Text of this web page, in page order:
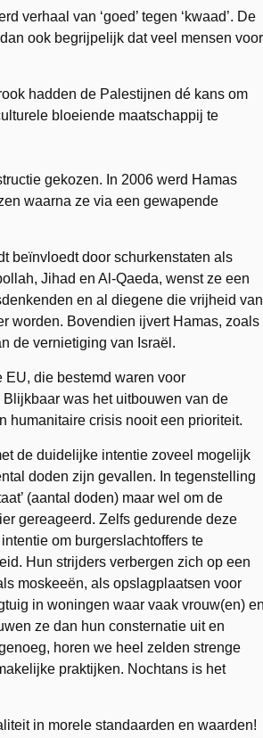
verhaal van ‘goed’ tegen ‘kwaad’. De
ook begrijpelijk dat veel mensen voor
hadden de Palestijnen dé kans om
bloeiende maatschappij te
gekozen. In 2006 werd Hamas
waarna ze via een gewapende
beïnvloedt door schurkenstaten als
Jihad en Al-Qaeda, wenst ze een
en al diegene die vrijheid van
worden. Bovendien ijvert Hamas, zoals
de vernietiging van Israël.
EU, die bestemd waren voor
was het uitbouwen van de
humanitaire crisis nooit een prioriteit.
de duidelijke intentie zoveel mogelijk
doden zijn gevallen. In tegenstelling
(aantal doden) maar wel om de
gereageerd. Zelfs gedurende deze
om burgerslachtoffers te
Hun strijders verbergen zich op een
moskeeën, als opslagplaatsen voor
in woningen waar vaak vrouw(en)
ze dan hun consternatie uit en
horen we heel zelden strenge
praktijken. Nochtans is het
in morele standaarden en waarden!